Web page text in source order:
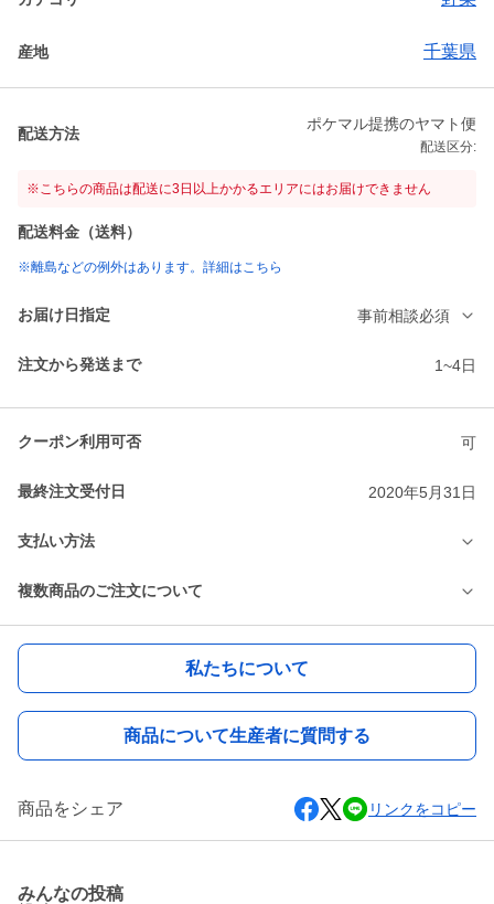
産地 千葉県
配送方法
ポケマル提携のヤマト便
配送区分:
※こちらの商品は配送に3日以上かかるエリアにはお届けできません
配送料金（送料）
※離島などの例外はあります。詳細はこちら
お届け日指定 事前相談必須
注文から発送まで 1~4日
クーポン利用可否 可
最終注文受付日 2020年5月31日
支払い方法
複数商品のご注文について
私たちについて
商品について生産者に質問する
商品をシェア リンクをコピー
みんなの投稿